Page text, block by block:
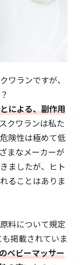
ワランですが、
による、副作用
クワランは私た
険性は極めて低
まなメーカーが
ましたが、ヒト
ることはありま
料について規定
掲載されていま
ベビーマッサー